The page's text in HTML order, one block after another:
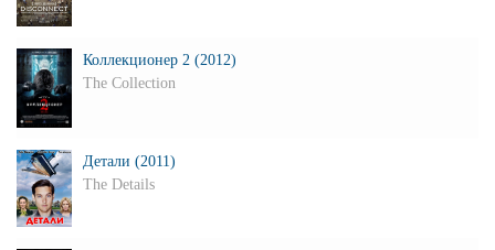
Коллекционер 2 (2012)
The Collection
Детали (2011)
The Details